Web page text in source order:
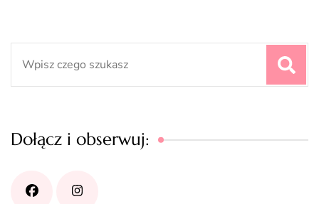
Dołącz i obserwuj: